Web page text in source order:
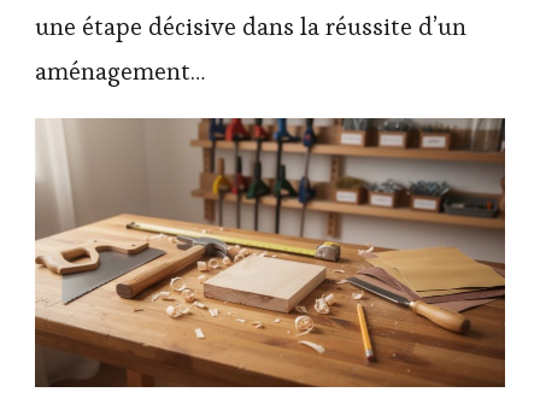
une étape décisive dans la réussite d’un
aménagement…